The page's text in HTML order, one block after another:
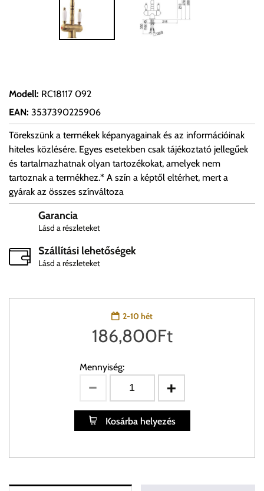
Modell: RC18117 092
EAN: 3537390225906
Törekszünk a termékek képanyagainak és az információinak
hiteles közlésére. Egyes esetekben csak tájékoztató jellegűek
és tartalmazhatnak olyan tartozékokat, amelyek nem
tartoznak a termékhez.* A szín a képtől eltérhet, mert a
gyárak az összes színváltoza
Garancia
Lásd a részleteket
Szállítási lehetőségek
Lásd a részleteket
2-10 hét
186,800Ft
Mennyiség:
Kosárba helyezés